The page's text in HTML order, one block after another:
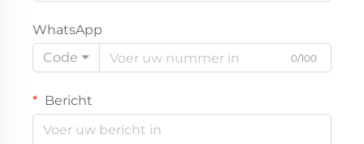
WhatsApp
Code
0/100
Bericht